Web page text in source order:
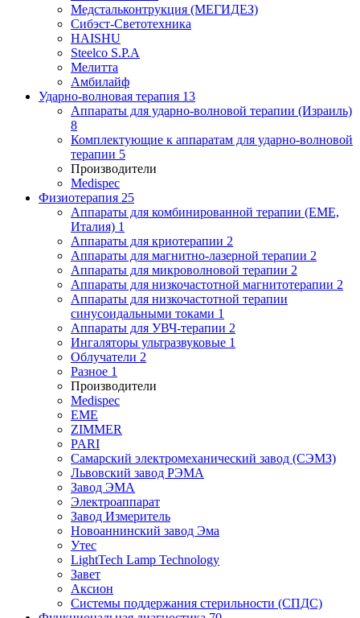
Медстальконтрукция (МЕГИДЕЗ)
Сибэст-Светотехника
HAISHU
Steelco S.P.A
Мелитта
Амбилайф
Ударно-волновая терапия 13
Аппараты для ударно-волновой терапии (Израиль)
8
Комплектующие к аппаратам для ударно-волновой
терапии 5
Производители
Medispec
Физиотерапия 25
Аппараты для комбинированной терапии (EME,
Италия) 1
Аппараты для криотерапии 2
Аппараты для магнитно-лазерной терапии 2
Аппараты для микроволновой терапии 2
Аппараты для низкочастотной магнитотерапии 2
Аппараты для низкочастотной терапии
синусоидальными токами 1
Аппараты для УВЧ-терапии 2
Ингаляторы ультразвуковые 1
Облучатели 2
Разное 1
Производители
Medispec
EME
ZIMMER
PARI
Самарский электромеханический завод (СЭМЗ)
Львовский завод РЭМА
Завод ЭМА
Электроаппарат
Завод Измеритель
Новоаннинский завод Эма
Утес
LightTech Lamp Technology
Завет
Аксион
Системы поддержания стерильности (СПДС)